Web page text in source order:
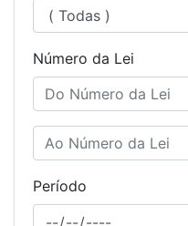
Número da Lei
Período